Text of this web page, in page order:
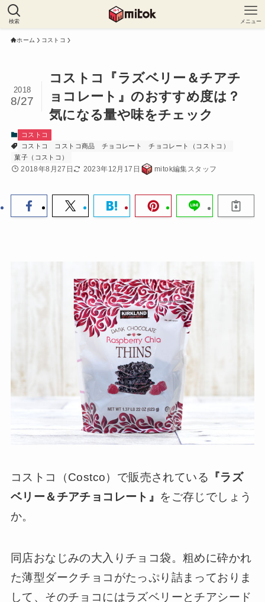
検索 メニュー
ホーム コストコ
コストコ『ラズベリー＆チアチ
ョコレート』のおすすめ度は？
気になる量や味をチェック
2018
8/27
コストコ
コストコ
コストコ商品 チョコレート
チョコレート（コストコ）
菓子（コストコ）
2018年8月27日 2023年12月17日 mitok編集スタッフ
コストコ（Costco）で販売されている 『ラズ
ベリー＆チアチョコレート』 をご存じでしょう
か。
同店おなじみの大入りチョコ袋。粗めに砕かれ
た薄型ダークチョコがたっぷり詰まっておりま
して、そのチョコにはラズベリーとチアシード